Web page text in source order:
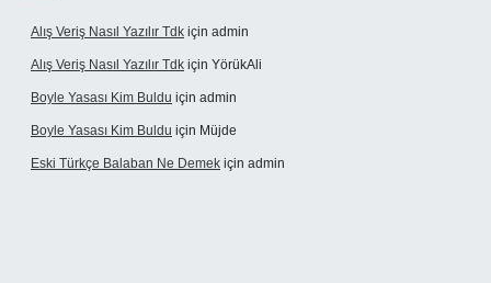
Alış Veriş Nasıl Yazılır Tdk için admin
Alış Veriş Nasıl Yazılır Tdk için YörükAli
Boyle Yasası Kim Buldu için admin
Boyle Yasası Kim Buldu için Müjde
Eski Türkçe Balaban Ne Demek için admin